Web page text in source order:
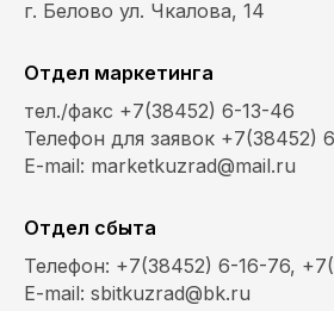
г. Белово ул. Чкалова, 14
Отдел маркетинга
тел./факс +7(38452) 6-13-46
Телефон для заявок +7(38452)
E-mail: marketkuzrad@mail.ru
Отдел сбыта
Телефон: +7(38452) 6-16-76,
E-mail: sbitkuzrad@bk.ru